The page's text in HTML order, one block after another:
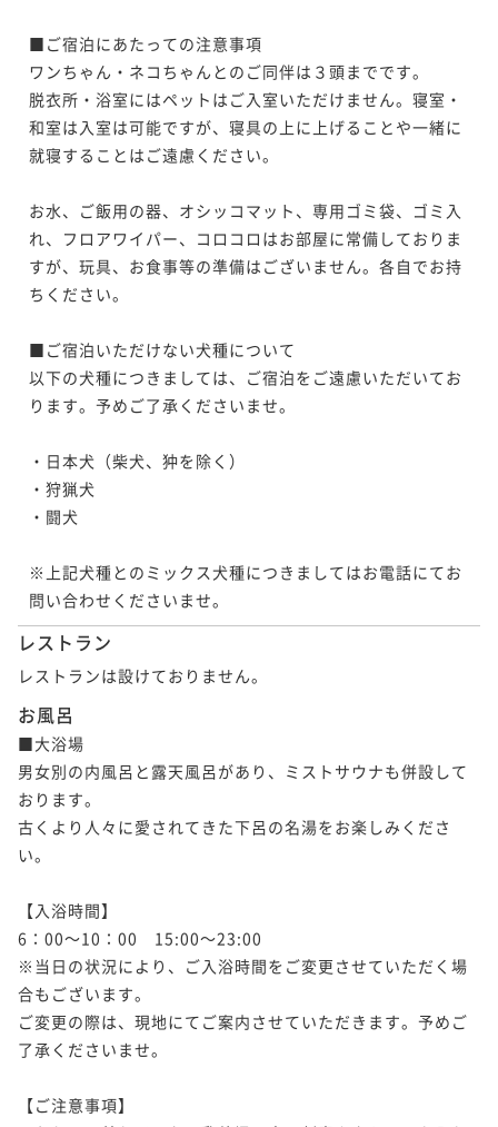
■ご宿泊にあたっての注意事項
ワンちゃん・ネコちゃんとのご同伴は３頭までです。
脱衣所・浴室にはペットはご入室いただけません。寝室・
和室は入室は可能ですが、寝具の上に上げることや一緒に
就寝することはご遠慮ください。
お水、ご飯用の器、オシッコマット、専用ゴミ袋、ゴミ入
れ、フロアワイパー、コロコロはお部屋に常備しておりま
すが、玩具、お食事等の準備はございません。各自でお持
ちください。
■ご宿泊いただけない犬種について
以下の犬種につきましては、ご宿泊をご遠慮いただいてお
ります。予めご了承くださいませ。
・日本犬（柴犬、狆を除く）
・狩猟犬
・闘犬
※上記犬種とのミックス犬種につきましてはお電話にてお
問い合わせくださいませ。
レストラン
レストランは設けておりません。
お風呂
■大浴場
男女別の内風呂と露天風呂があり、ミストサウナも併設して
おります。
古くより人々に愛されてきた下呂の名湯をお楽しみくださ
い。
【入浴時間】
6：00～10：00　15:00～23:00
※当日の状況により、ご入浴時間をご変更させていただく場
合もございます。
ご変更の際は、現地にてご案内させていただきます。予めご
了承くださいませ。
【ご注意事項】